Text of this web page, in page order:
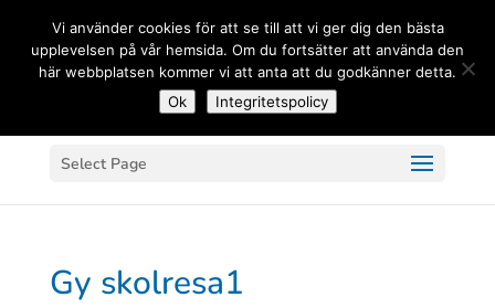
Select Page
Gy skolresa1
Vi använder cookies för att se till att vi ger dig den bästa
upplevelsen på vår hemsida. Om du fortsätter att använda den
här webbplatsen kommer vi att anta att du godkänner detta.
Ok
Integritetspolicy